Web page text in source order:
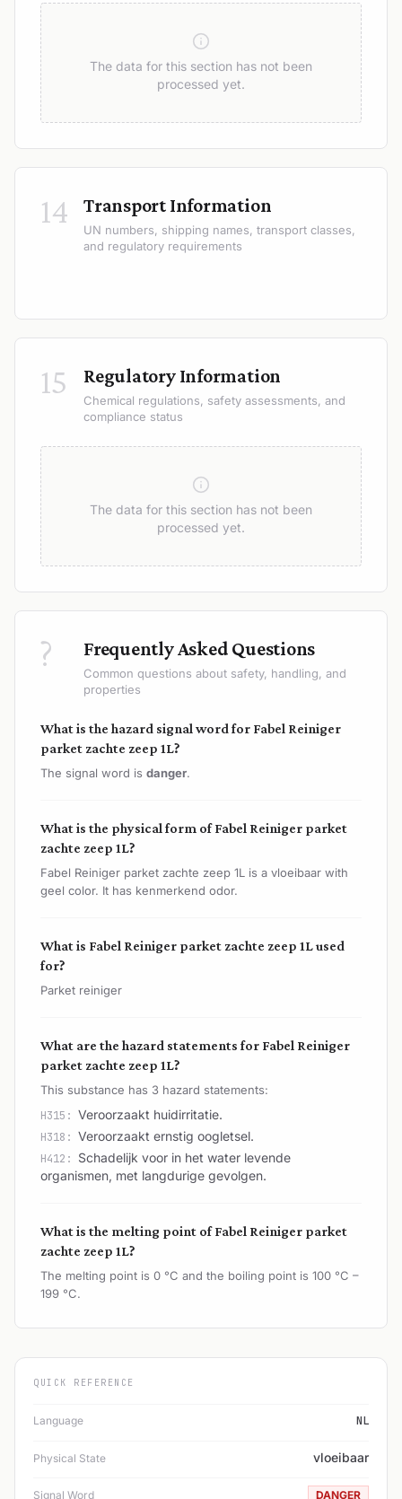
The data for this section has not been
processed yet.
14 Transport Information
UN numbers, shipping names, transport classes,
and regulatory requirements
15 Regulatory Information
Chemical regulations, safety assessments, and
compliance status
The data for this section has not been
processed yet.
? Frequently Asked Questions
Common questions about safety, handling, and
properties
What is the hazard signal word for Fabel Reiniger
parket zachte zeep 1L?
The signal word is danger.
What is the physical form of Fabel Reiniger parket
zachte zeep 1L?
Fabel Reiniger parket zachte zeep 1L is a vloeibaar with
geel color. It has kenmerkend odor.
What is Fabel Reiniger parket zachte zeep 1L used
for?
Parket reiniger
What are the hazard statements for Fabel Reiniger
parket zachte zeep 1L?
This substance has 3 hazard statements:
H315: Veroorzaakt huidirritatie.
H318: Veroorzaakt ernstig oogletsel.
H412: Schadelijk voor in het water levende
organismen, met langdurige gevolgen.
What is the melting point of Fabel Reiniger parket
zachte zeep 1L?
The melting point is 0 °C and the boiling point is 100 °C –
199 °C.
QUICK REFERENCE
Language NL
Physical State vloeibaar
Signal Word DANGER